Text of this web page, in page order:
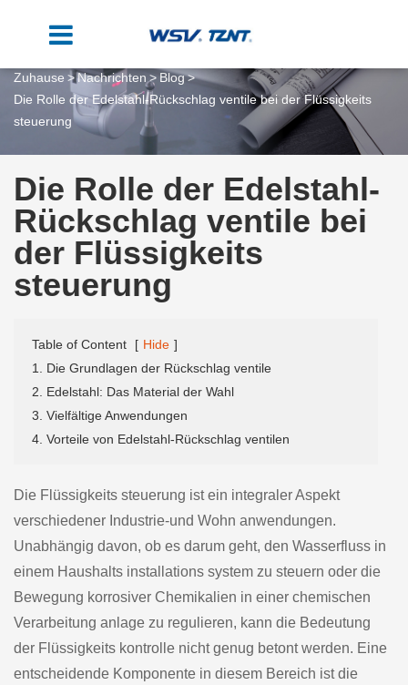
Zuhause Nachrichten
Blog
Die Rolle der Edelstahl-Rückschlag ventile bei der Flüssigkeits
steuerung
Die Rolle der Edelstahl-
Rückschlag ventile bei
der Flüssigkeits
steuerung
Table of Content [ Hide ]
1. Die Grundlagen der Rückschlag ventile
2. Edelstahl: Das Material der Wahl
3. Vielfältige Anwendungen
4. Vorteile von Edelstahl-Rückschlag ventilen
Die Flüssigkeits steuerung ist ein integraler Aspekt
verschiedener Industrie-und Wohn anwendungen.
Unabhängig davon, ob es darum geht, den Wasserfluss in
einem Haushalts installations system zu steuern oder die
Bewegung korrosiver Chemikalien in einer chemischen
Verarbeitung anlage zu regulieren, kann die Bedeutung
der Flüssigkeits kontrolle nicht genug betont werden. Eine
entscheidende Komponente in diesem Bereich ist die